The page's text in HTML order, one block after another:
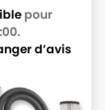
pour
d’avis